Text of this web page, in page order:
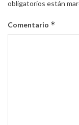
obligatorios están
Comentario *